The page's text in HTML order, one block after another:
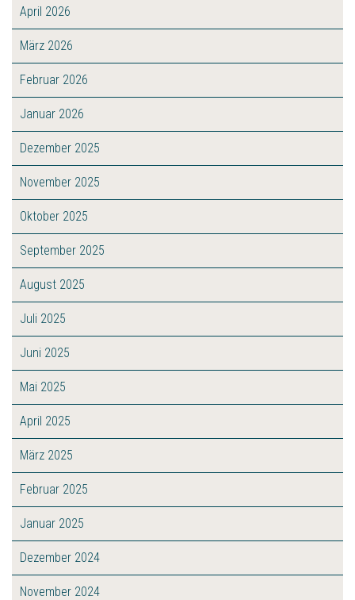
April 2026
März 2026
Februar 2026
Januar 2026
Dezember 2025
November 2025
Oktober 2025
September 2025
August 2025
Juli 2025
Juni 2025
Mai 2025
April 2025
März 2025
Februar 2025
Januar 2025
Dezember 2024
November 2024